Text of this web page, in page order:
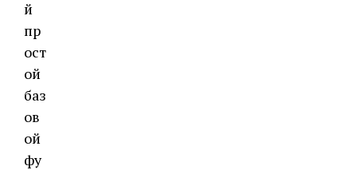
й
пр
ост
ой
баз
ов
ой
фу